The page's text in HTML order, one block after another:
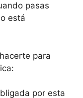
pasas
está
para
por esta